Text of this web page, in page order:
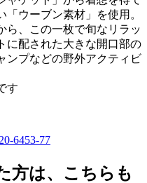
ウーブン素材」を使用。
ら、この一枚で旬なリラッ
に配された大きな開口部の
ンプなどの野外アクティビ
す
6453-77
方は、こちらも